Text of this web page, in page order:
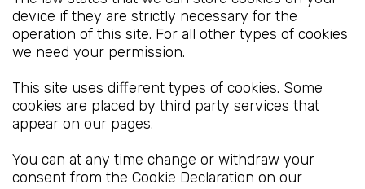
device if they are strictly necessary for the
operation of this site. For all other types of cookies
we need your permission.
This site uses different types of cookies. Some
cookies are placed by third party services that
appear on our pages.
You can at any time change or withdraw your
consent from the Cookie Declaration on our